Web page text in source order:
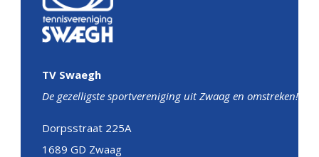
TV Swaegh
De gezelligste sportvereniging uit Zwaag en omstreken!
Dorpsstraat 225A
1689 GD Zwaag